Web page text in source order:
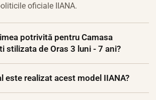
oficiale IIANA.
potrivită pentru Camasa
stilizata de Oras 3 luni - 7 ani?
este realizat acest model IIANA?